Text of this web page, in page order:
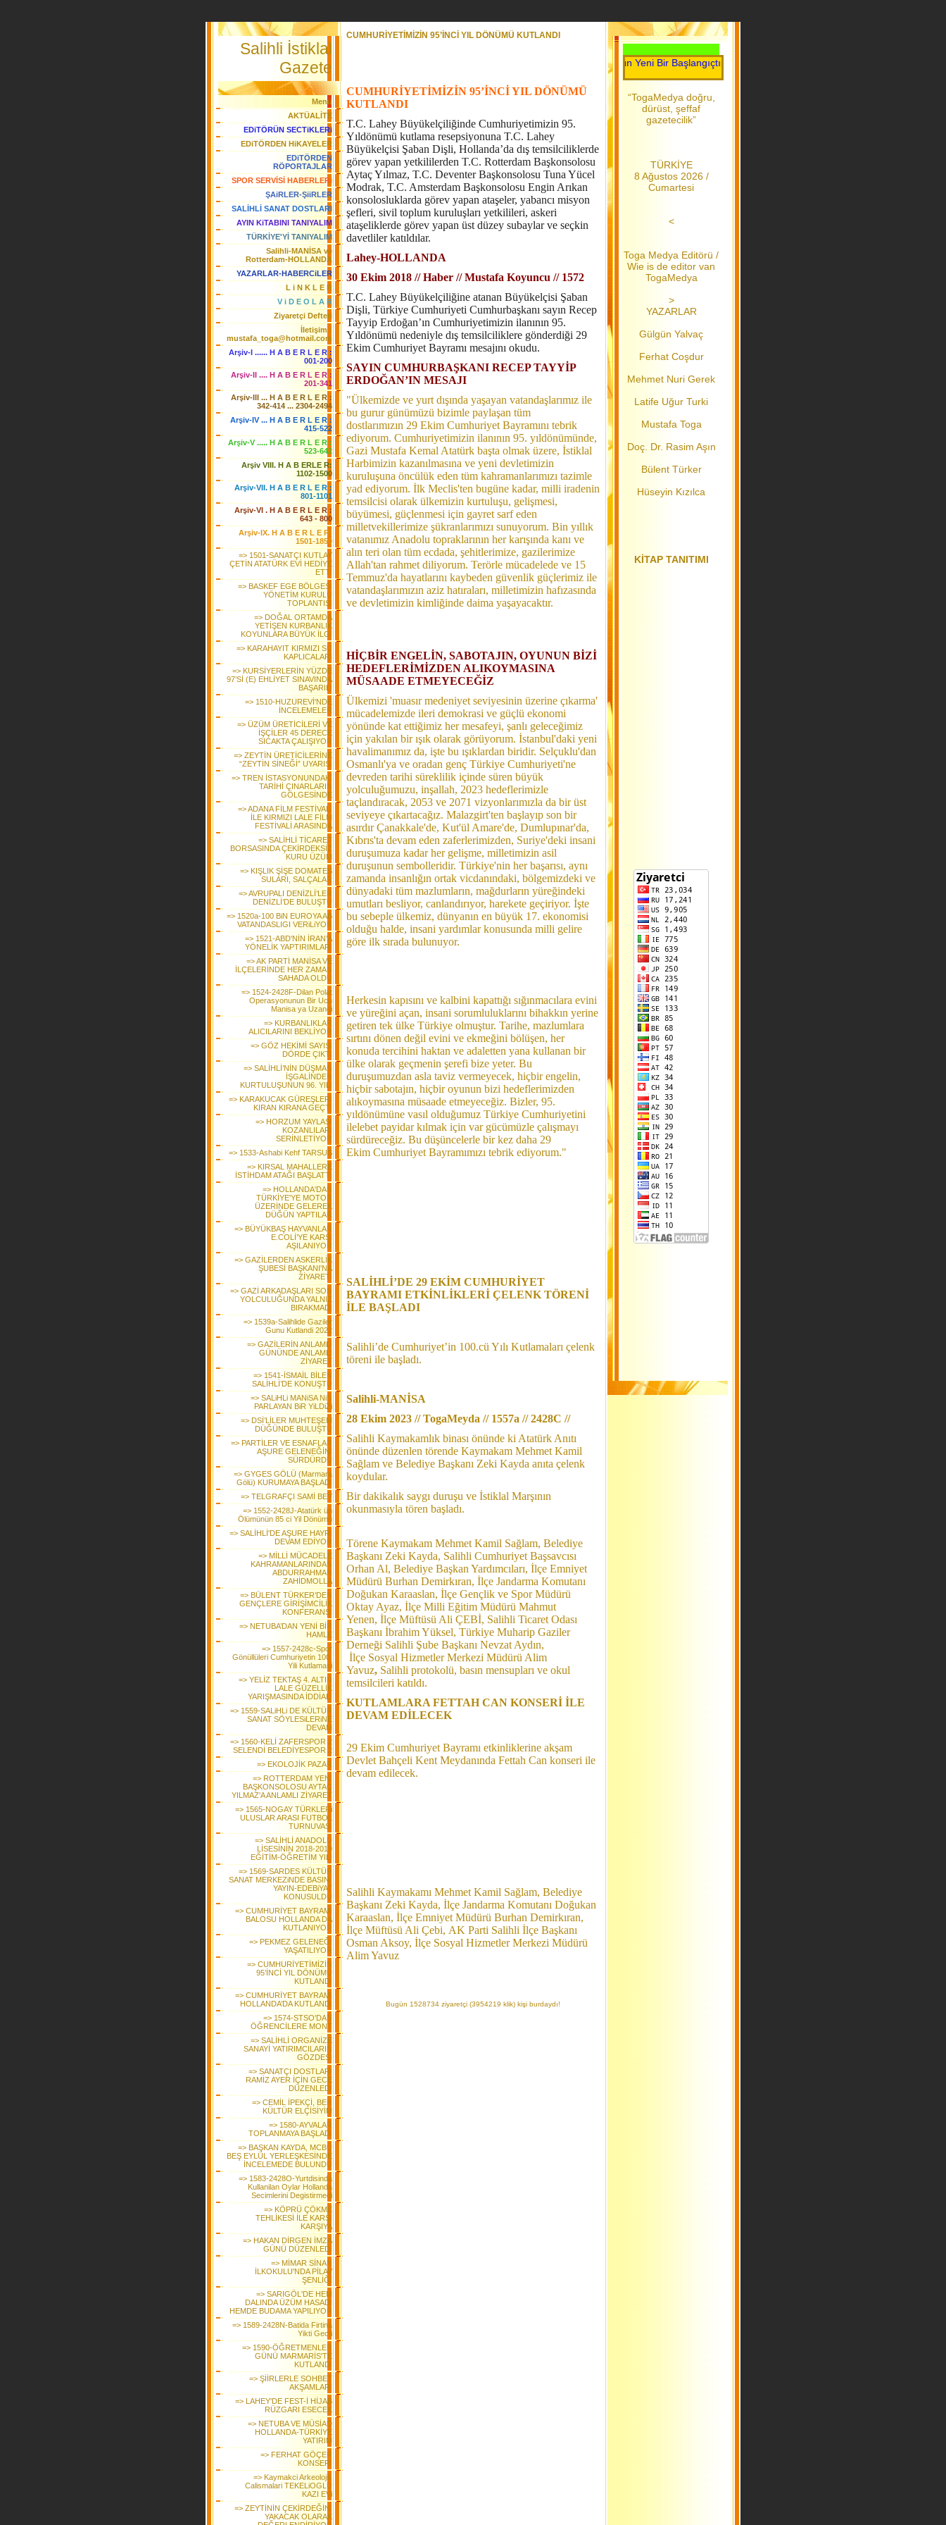
Salihli İstiklal
Gazete
Menü
AKTÜALİTE
EDiTÖRÜN SECTiKLERi
EDiTÖRDEN HiKAYELER
EDiTÖRDEN
RÖPORTAJLAR
SPOR SERVİSİ HABERLERi
ŞAiRLER-ŞiiRLER
SALİHLİ SANAT DOSTLARI
AYIN KiTABINI TANIYALIM
TÜRKİYE'Yİ TANIYALIM
Salihli-MANİSA ve
Rotterdam-HOLLANDA
YAZARLAR-HABERCiLER
L i N K L E R
V i D E O L A R
Ziyaretçi Defteri
İletişim :
mustafa_toga@hotmail.com
Arşiv-I ...... H A B E R L E R :
001-200
Arşiv-II .... H A B E R L E R :
201-341
Arşiv-III ... H A B E R L E R :
342-414 ... 2304-2494
Arşiv-IV ... H A B E R L E R :
415-522
Arşiv-V ..... H A B E R L E R :
523-642
Arşiv VIII. H A B ERLE R:
1102-1500
Arşiv-VII. H A B E R L E R :
801-1101
Arşiv-VI . H A B E R L E R :
643 - 800
Arşiv-IX. H A B E R L E R:
1501-1850
=> 1501-SANATÇI KUTLAY
ÇETİN ATATÜRK EVİ HEDİYE
ETTİ
=> BASKEF EGE BÖLGESİ
YÖNETİM KURULU
TOPLANTISI
=> DOĞAL ORTAMDA
YETİŞEN KURBANLIK
KOYUNLARA BÜYÜK İLGİ
=> KARAHAYIT KIRMIZI SU
KAPLICALARI
=> KURSİYERLERİN YÜZDE
97’Sİ (E) EHLİYET SINAVINDA
BAŞARILI
=> 1510-HUZUREVİ'NDE
İNCELEMELER
=> ÜZÜM ÜRETİCİLERİ VE
İŞÇİLER 45 DERECE
SICAKTA ÇALIŞIYOR
=> ZEYTİN ÜRETİCİLERİNE
“ZEYTİN SİNEĞİ” UYARISI
=> TREN İSTASYONUNDAKİ
TARİHİ ÇINARLARIN
GÖLGESİNDE
=> ADANA FİLM FESTİVALİ
İLE KIRMIZI LALE FİLM
FESTİVALİ ARASINDA
=> SALİHLİ TİCARET
BORSASINDA ÇEKİRDEKSİZ
KURU ÜZÜM
=> KIŞLIK ŞİŞE DOMATES
SULARI, SALÇALAR
=> AVRUPALI DENİZLİ’LER
DENİZLİ’DE BULUŞTU
=> 1520a-100 BiN EUROYA AB
VATANDASLIGI VERiLiYOR
=> 1521-ABD'NİN İRAN’A
YÖNELİK YAPTIRIMLARI
=> AK PARTİ MANİSA VE
İLÇELERİNDE HER ZAMAN
SAHADA OLDU
=> 1524-2428F-Dilan Polat
Operasyonunun Bir Ucu
Manisa ya Uzandi
=> KURBANLIKLAR
ALICILARINI BEKLİYOR
=> GÖZ HEKİMİ SAYISI
DÖRDE ÇIKTI
=> SALİHLİ’NİN DÜŞMAN
İŞGALİNDEN
KURTULUŞUNUN 96. YILI
=> KARAKUCAK GÜREŞLERİ
KIRAN KIRANA GEÇTİ
=> HORZUM YAYLASI
KOZANLILARI
SERİNLETİYOR
=> 1533-Ashabi Kehf TARSUS
=> KIRSAL MAHALLERE
İSTİHDAM ATAĞI BAŞLATTI
=> HOLLANDA'DAN
TÜRKİYE'YE MOTOR
ÜZERİNDE GELEREK
DÜĞÜN YAPTILAR
=> BÜYÜKBAŞ HAYVANLAR
E.COLİ’YE KARŞI
AŞILANIYOR
=> GAZİLERDEN ASKERLİK
ŞUBESİ BAŞKANI'NA
ZİYARETİ
=> GAZİ ARKADAŞLARI SON
YOLCULUĞUNDA YALNIZ
BIRAKMADI
=> 1539a-Salihlide Gaziler
Gunu Kutlandi 2022
=> GAZİLERİN ANLAMLI
GÜNÜNDE ANLAMLI
ZİYARET
=> 1541-İSMAİL BİLEN
SALİHLİ’DE KONUŞTU
=> SALiHLi MANiSA NiN
PARLAYAN BiR YiLDiZi
=> DSİ’LİLER MUHTEŞEM
DÜĞÜNDE BULUŞTU
=> PARTİLER VE ESNAFLAR
AŞURE GELENEĞİNİ
SÜRDÜRDÜ
=> GYGES GÖLÜ (Marmara
Gölü) KURUMAYA BAŞLADI
=> TELGRAFÇI SAMİ BEY
=> 1552-2428J-Atatürk ün
Ölümünün 85 ci Yil Dönümü
=> SALİHLİ'DE AŞURE HAYRI
DEVAM EDİYOR
=> MİLLİ MÜCADELE
KAHRAMANLARINDAN
ABDURRAHMAN
ZAHİDMOLLA
=> BÜLENT TÜRKER’DEN
GENÇLERE GİRİŞİMCİLİK
KONFERANSI
=> NETUBA’DAN YENİ BİR
HAMLE
=> 1557-2428c-Spor
Gönüllüleri Cumhuriyetin 100.
Yili Kutlamasi
=> YELİZ TEKTAŞ 4. ALTIN
LALE GÜZELLİK
YARIŞMASINDA İDDİALI
=> 1559-SALiHLi DE KÜLTÜR
SANAT SÖYLESiLERiNE
DEVAM
=> 1560-KELİ ZAFERSPOR 2
SELENDİ BELEDİYESPOR 2
=> EKOLOJİK PAZAR
=> ROTTERDAM YENİ
BAŞKONSOLOSU AYTAÇ
YILMAZ'A ANLAMLI ZİYARET
=> 1565-NOGAY TÜRKLERi
ULUSLAR ARASI FUTBOL
TURNUVASI
=> SALİHLİ ANADOLU
LİSESİNİN 2018-2019
EĞİTİM-ÖĞRETİM YILI
=> 1569-SARDES KÜLTÜR
SANAT MERKEZiNDE BASIN-
YAYIN-EDEBiYAT
KONUSULDU
=> CUMHURİYET BAYRAMI
BALOSU HOLLANDA DA
KUTLANIYOR
=> PEKMEZ GELENEĞİ
YAŞATILIYOR
=> CUMHURİYETİMİZİN
95’İNCİ YIL DÖNÜMÜ
KUTLANDI
=> CUMHURİYET BAYRAMI
HOLLANDA’DA KUTLANDI
=> 1574-STSO'DAN
ÖĞRENCİLERE MONT
=> SALİHLİ ORGANİZE
SANAYİ YATIRIMCILARIN
GÖZDESİ
=> SANATÇI DOSTLARI
RAMİZ AYER İÇİN GECE
DÜZENLEDİ
=> CEMİL İPEKÇİ, BEN
KÜLTÜR ELÇİSİYİM
=> 1580-AYVALAR
TOPLANMAYA BAŞLADI
=> BAŞKAN KAYDA, MCBÜ
BEŞ EYLÜL YERLEŞKESİNDE
İNCELEMEDE BULUNDU
=> 1583-2428O-Yurtdisinda
Kullanilan Oylar Hollanda
Secimlerini Degistirmedi
=> KÖPRÜ ÇÖKME
TEHLİKESİ İLE KARŞI
KARŞIYA
=> HAKAN DİRGEN İMZA
GÜNÜ DÜZENLEDİ
=> MİMAR SİNAN
İLKOKULU'NDA PİLAV
ŞENLİĞİ
=> SARIGÖL'DE HEM
DALINDA ÜZÜM HASADI
HEMDE BUDAMA YAPILIYOR
=> 1589-2428N-Batida Firtina
Yikti Gecti
=> 1590-ÖĞRETMENLER
GÜNÜ MARMARİS'TE
KUTLANDI
=> ŞİİRLERLE SOHBET
AKŞAMLARI
=> LAHEY'DE FEST-İ HİJAB
RÜZGARI ESECEK
=> NETUBA VE MÜSİAD
HOLLANDA-TÜRKİYE
YATIRIM
=> FERHAT GÖÇER
KONSERİ
=> Kaymakci Arkeolojik
Calismalari TEKELiOGLU
KAZI EVi
=> ZEYTİNİN ÇEKİRDEĞİNİ
YAKACAK OLARAK
CUMHURİYETİMİZİN 95’İNCİ YIL DÖNÜMÜ KUTLANDI
CUMHURİYETİMİZİN 95’İNCİ YIL DÖNÜMÜ
KUTLANDI
T.C. Lahey Büyükelçiliğinde Cumhuriyetimizin 95.
Yıldönümü kutlama resepsiyonuna T.C. Lahey
Büyükelçisi Şaban Dişli, Hollanda’da dış temsilciliklerde
görev yapan yetkililerden T.C. Rotterdam Başkonsolosu
Aytaç Yılmaz, T.C. Deventer Başkonsolosu Tuna Yücel
Modrak, T.C. Amsterdam Başkonsolosu Engin Arıkan
konsolosluklarda görev yapan ataşeler, yabancı misyon
şefleri, sivil toplum kuruluşları yetkilileri, askeri
ataşeliklerde görev yapan üst düzey subaylar ve seçkin
davetliler katıldılar.
Lahey-HOLLANDA
30 Ekim 2018 // Haber // Mustafa Koyuncu // 1572
T.C. Lahey Büyükelçiliğine atanan Büyükelçisi Şaban
Dişli, Türkiye Cumhuriyeti Cumhurbaşkanı sayın Recep
Tayyip Erdoğan’ın Cumhuriyetimizin ilanının 95.
Yıldönümü nedeniyle dış temsilciliklere gönderdiği 29
Ekim Cumhuriyet Bayramı mesajını okudu.
SAYIN CUMHURBAŞKANI RECEP TAYYİP
ERDOĞAN’IN MESAJI
"Ülkemizde ve yurt dışında yaşayan vatandaşlarımız ile
bu gurur günümüzü bizimle paylaşan tüm
dostlarımızın 29 Ekim Cumhuriyet Bayramını tebrik
ediyorum. Cumhuriyetimizin ilanının 95. yıldönümünde,
Gazi Mustafa Kemal Atatürk başta olmak üzere, İstiklal
Harbimizin kazanılmasına ve yeni devletimizin
kuruluşuna öncülük eden tüm kahramanlarımızı tazimle
yad ediyorum. İlk Meclis'ten bugüne kadar, milli iradenin
temsilcisi olarak ülkemizin kurtuluşu, gelişmesi,
büyümesi, güçlenmesi için gayret sarf eden
milletvekillerimize şükranlarımızı sunuyorum. Bin yıllık
vatanımız Anadolu topraklarının her karışında kanı ve
alın teri olan tüm ecdada, şehitlerimize, gazilerimize
Allah'tan rahmet diliyorum. Terörle mücadelede ve 15
Temmuz'da hayatlarını kaybeden güvenlik güçlerimiz ile
vatandaşlarımızın aziz hatıraları, milletimizin hafızasında
ve devletimizin kimliğinde daima yaşayacaktır.
HİÇBİR ENGELİN, SABOTAJIN, OYUNUN BİZİ
HEDEFLERİMİZDEN ALIKOYMASINA
MÜSAADE ETMEYECEĞİZ
Ülkemizi 'muasır medeniyet seviyesinin üzerine çıkarma'
mücadelemizde ileri demokrasi ve güçlü ekonomi
yönünde kat ettiğimiz her mesafeyi, şanlı geleceğimiz
için yakılan bir ışık olarak görüyorum. İstanbul'daki yeni
havalimanımız da, işte bu ışıklardan biridir. Selçuklu'dan
Osmanlı'ya ve oradan genç Türkiye Cumhuriyeti'ne
devreden tarihi süreklilik içinde süren büyük
yolculuğumuzu, inşallah, 2023 hedeflerimizle
taçlandıracak, 2053 ve 2071 vizyonlarımızla da bir üst
seviyeye çıkartacağız. Malazgirt'ten başlayıp son bir
asırdır Çanakkale'de, Kut'ül Amare'de, Dumlupınar'da,
Kıbrıs'ta devam eden zaferlerimizden, Suriye'deki insani
duruşumuza kadar her gelişme, milletimizin asil
duruşunun sembolleridir. Türkiye'nin her başarısı, aynı
zamanda insanlığın ortak vicdanındaki, bölgemizdeki ve
dünyadaki tüm mazlumların, mağdurların yüreğindeki
umutları besliyor, canlandırıyor, harekete geçiriyor. İşte
bu sebeple ülkemiz, dünyanın en büyük 17. ekonomisi
olduğu halde, insani yardımlar konusunda milli gelire
göre ilk sırada bulunuyor.
Herkesin kapısını ve kalbini kapattığı sığınmacılara evini
ve yüreğini açan, insani sorumluluklarını bihakkın yerine
getiren tek ülke Türkiye olmuştur. Tarihe, mazlumlara
sırtını dönen değil evini ve ekmeğini bölüşen, her
konuda tercihini haktan ve adaletten yana kullanan bir
ülke olarak geçmenin şerefi bize yeter. Bu
duruşumuzdan asla taviz vermeyecek, hiçbir engelin,
hiçbir sabotajın, hiçbir oyunun bizi hedeflerimizden
alıkoymasına müsaade etmeyeceğiz. Bizler, 95.
yıldönümüne vasıl olduğumuz Türkiye Cumhuriyetini
ilelebet payidar kılmak için var gücümüzle çalışmayı
sürdüreceğiz. Bu düşüncelerle bir kez daha 29
Ekim Cumhuriyet Bayramımızı tebrik ediyorum."
SALİHLİ’DE 29 EKİM CUMHURİYET
BAYRAMI ETKİNLİKLERİ ÇELENK TÖRENİ
İLE BAŞLADI
Salihli’de Cumhuriyet’in 100.cü Yılı Kutlamaları çelenk
töreni ile başladı.
Salihli-MANİSA
28 Ekim 2023 // TogaMeyda // 1557a // 2428C //
Salihli Kaymakamlık binası önünde ki Atatürk Anıtı
önünde düzenlen törende Kaymakam Mehmet Kamil
Sağlam ve Belediye Başkanı Zeki Kayda anıta çelenk
koydular.
Bir dakikalık saygı duruşu ve İstiklal Marşının
okunmasıyla tören başladı.
Törene Kaymakam Mehmet Kamil Sağlam, Belediye
Başkanı Zeki Kayda, Salihli Cumhuriyet Başsavcısı
Orhan Al, Belediye Başkan Yardımcıları, İlçe Emniyet
Müdürü Burhan Demirkıran, İlçe Jandarma Komutanı
Doğukan Karaaslan, İlçe Gençlik ve Spor Müdürü
Oktay Ayaz, İlçe Milli Eğitim Müdürü Mahmut
Yenen, İlçe Müftüsü Ali ÇEBİ, Salihli Ticaret Odası
Başkanı İbrahim Yüksel, Türkiye Muharip Gaziler
Derneği Salihli Şube Başkanı Nevzat Aydın,
İlçe Sosyal Hizmetler Merkezi Müdürü Alim
Yavuz, Salihli protokolü, basın mensupları ve okul
temsilcileri katıldı.
KUTLAMLARA FETTAH CAN KONSERİ İLE
DEVAM EDİLECEK
29 Ekim Cumhuriyet Bayramı etkinliklerine akşam
Devlet Bahçeli Kent Meydanında Fettah Can konseri ile
devam edilecek.
Salihli Kaymakamı Mehmet Kamil Sağlam, Belediye
Başkanı Zeki Kayda, İlçe Jandarma Komutanı Doğukan
Karaaslan, İlçe Emniyet Müdürü Burhan Demirkıran,
İlçe Müftüsü Ali Çebi, AK Parti Salihli İlçe Başkanı
Osman Aksoy, İlçe Sosyal Hizmetler Merkezi Müdürü
Alim Yavuz
Bugün 1528734 ziyaretçi (3954219 klik) kişi burdaydı!
Her Gün Yeni Bir Başlangıçtır.....Toga Medya.....2006 dan bu yana
“TogaMedya doğru,
dürüst, şeffaf
gazetecilik”
TÜRKİYE
8 Ağustos 2026 /
Cumartesi
<
Toga Medya Editörü /
Wie is de editor van
TogaMedya
>
YAZARLAR
Gülgün Yalvaç
Ferhat Coşdur
Mehmet Nuri Gerek
Latife Uğur Turki
Mustafa Toga
Doç. Dr. Rasim Aşın
Bülent Türker
Hüseyin Kızılca
KİTAP TANITIMI